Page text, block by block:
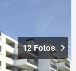
12 Fotos